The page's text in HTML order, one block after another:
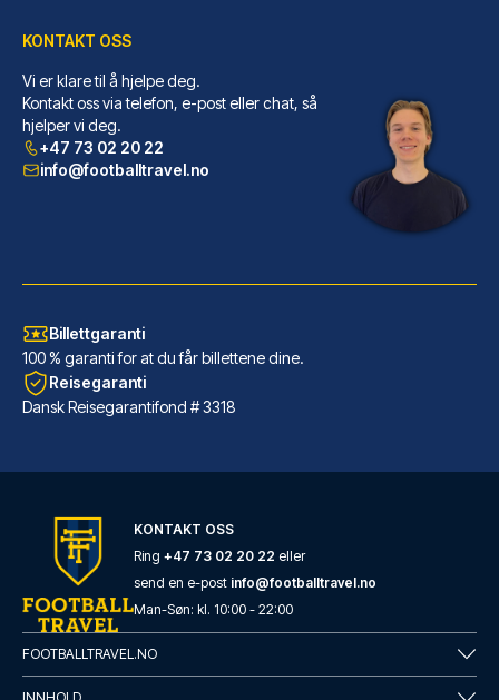
Radisson Blu Hotel, Leeds City Centre
Radisson Blu Hotel, Leeds City...
LES MER OM HOTELLET
Novotel Leeds Centre
Har du Novotel Leeds Centre so...
LES MER OM HOTELLET
KONTAKT OSS
Vi er klare til å hjelpe deg.
Kontakt oss via telefon, e-post eller chat, så
hjelper vi deg.
+47 73 02 20 22
info@footballtravel.no
Billettgaranti
100 % garanti for at du får billettene dine.
Reisegaranti
Dansk Reisegarantifond # 3318
KONTAKT OSS
Ring +47 73 02 20 22 eller
send en e-post info@footballtravel.no
Man-Søn: kl. 10:00 - 22:00
FOOTBALLTRAVEL.NO